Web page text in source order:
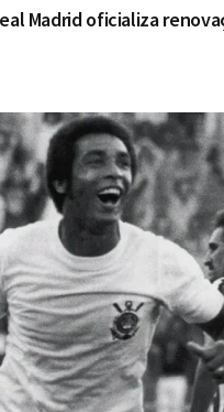
Madrid oficializa